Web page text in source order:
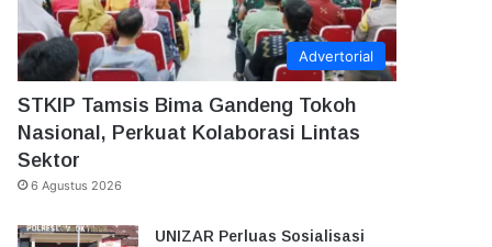
Advertorial
STKIP Tamsis Bima Gandeng Tokoh
Nasional, Perkuat Kolaborasi Lintas
Sektor
6 Agustus 2026
UNIZAR Perluas Sosialisasi